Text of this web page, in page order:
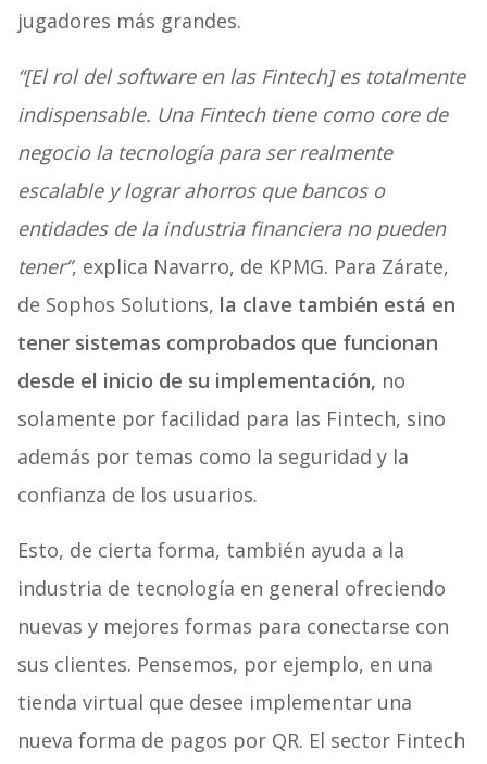
jugadores más grandes.
“[El rol del software en las Fintech] es totalmente
indispensable. Una Fintech tiene como core de
negocio la tecnología para ser realmente
escalable y lograr ahorros que bancos o
entidades de la industria financiera no pueden
tener”, explica Navarro, de KPMG. Para Zárate,
de Sophos Solutions, la clave también está en
tener sistemas comprobados que funcionan
desde el inicio de su implementación, no
solamente por facilidad para las Fintech, sino
además por temas como la seguridad y la
confianza de los usuarios.
Esto, de cierta forma, también ayuda a la
industria de tecnología en general ofreciendo
nuevas y mejores formas para conectarse con
sus clientes. Pensemos, por ejemplo, en una
tienda virtual que desee implementar una
nueva forma de pagos por QR. El sector Fintech